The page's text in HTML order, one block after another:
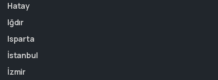
Hatay
Iğdır
Isparta
İstanbul
İzmir